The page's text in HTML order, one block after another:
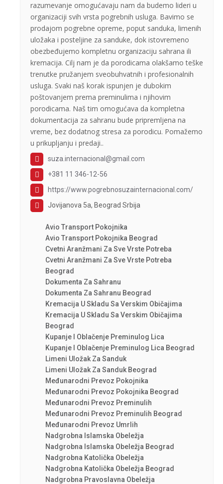
razumevanje omogućavaju nam da budemo lideri u
organizaciji svih vrsta pogrebnih usluga. Bavimo se
prodajom pogrebne opreme, poput sanduka, limenih
uložaka i posteljine za sanduke, dok istovremeno
obezbeđujemo kompletnu organizaciju sahrana ili
kremacija. Cilj nam je da porodicama olakšamo teške
trenutke pružanjem sveobuhvatnih i profesionalnih
usluga. Svaki naš korak ispunjen je dubokim
poštovanjem prema preminulima i njihovim
porodicama. Naš tim omogućava da kompletna
dokumentacija za sahranu bude pripremljena na
vreme, bez dodatnog stresa za porodicu. Pomažemo
u prikupljanju i predaji..
suza.internacional@gmail.com
+381 11 346-12-56
https://www.pogrebnosuzainternacional.com/
Jovijanova 5a, Beograd Srbija
Avio Transport Pokojnika
Avio Transport Pokojnika Beograd
Cvetni Aranžmani Za Sve Vrste Potreba
Cvetni Aranžmani Za Sve Vrste Potreba
Beograd
Dokumenta Za Sahranu
Dokumenta Za Sahranu Beograd
Kremacija U Skladu Sa Verskim Običajima
Kremacija U Skladu Sa Verskim Običajima
Beograd
Kupanje I Oblačenje Preminulog Lica
Kupanje I Oblačenje Preminulog Lica Beograd
Limeni Uložak Za Sanduk
Limeni Uložak Za Sanduk Beograd
Međunarodni Prevoz Pokojnika
Međunarodni Prevoz Pokojnika Beograd
Međunarodni Prevoz Preminulih
Međunarodni Prevoz Preminulih Beograd
Međunarodni Prevoz Umrlih
Nadgrobna Islamska Obeležja
Nadgrobna Islamska Obeležja Beograd
Nadgrobna Katolička Obeležja
Nadgrobna Katolička Obeležja Beograd
Nadgrobna Pravoslavna Obeležja